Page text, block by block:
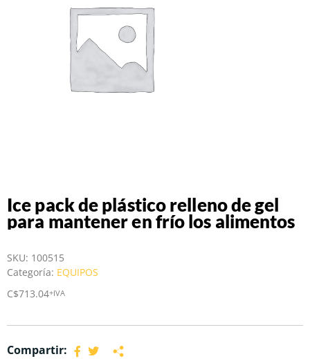
Ice pack de plástico relleno de gel
para mantener en frío los alimentos
SKU: 100515
Categoría: EQUIPOS
C$713.04+IVA
Compartir: